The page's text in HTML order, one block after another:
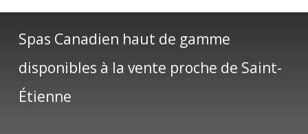
Spas Canadien haut de gamme
disponibles à la vente proche de Saint-
Étienne